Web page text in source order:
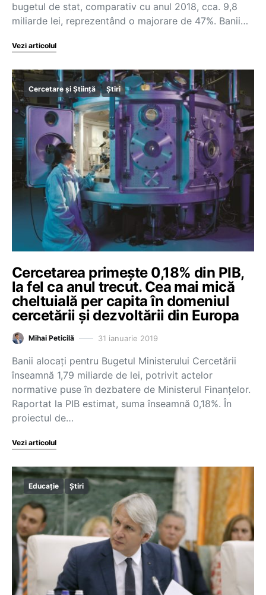
bugetul de stat, comparativ cu anul 2018, cca. 9,8
miliarde lei, reprezentând o majorare de 47%. Banii…
Vezi articolul
Cercetare și Știință Știri
Cercetarea primește 0,18% din PIB,
la fel ca anul trecut. Cea mai mică
cheltuială per capita în domeniul
cercetării și dezvoltării din Europa
Mihai Peticilă 31 ianuarie 2019
Banii alocați pentru Bugetul Ministerului Cercetării
înseamnă 1,79 miliarde de lei, potrivit actelor
normative puse în dezbatere de Ministerul Finanțelor.
Raportat la PIB estimat, suma înseamnă 0,18%. În
proiectul de…
Vezi articolul
Educație Știri